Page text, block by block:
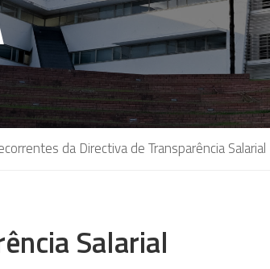
da Directiva de Transparência Salarial
Salarial